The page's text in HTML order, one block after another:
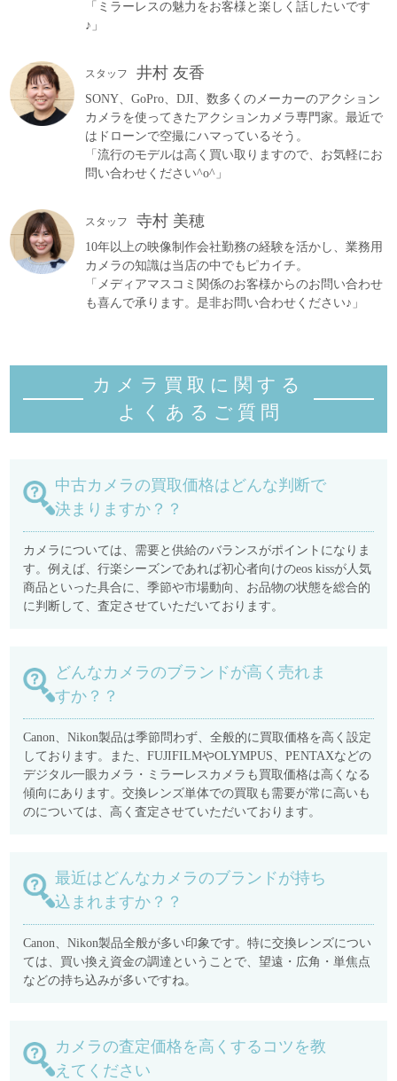
「ミラーレスの魅力をお客様と楽しく話したいです
♪」
スタッフ 井村 友香
SONY、GoPro、DJI、数多くのメーカーのアクション
カメラを使ってきたアクションカメラ専門家。最近で
はドローンで空撮にハマっているそう。
「流行のモデルは高く買い取りますので、お気軽にお
問い合わせください^o^」
スタッフ 寺村 美穂
10年以上の映像制作会社勤務の経験を活かし、業務用
カメラの知識は当店の中でもピカイチ。
「メディアマスコミ関係のお客様からのお問い合わせ
も喜んで承ります。是非お問い合わせください♪」
カメラ買取に関する
よくあるご質 問
中古カメラの買取価格はどんな判断で
決まりますか？？
カメラについては、需要と供給のバランスがポイントになりま
す。例えば、行楽シーズンであれば初心者向けのeos kissが人気
商品といった具合に、季節や市場動向、お品物の状態を総合的
に判断して、査定させていただいております。
どんなカメラのブランドが高く売れま
すか？？
Canon、Nikon製品は季節問わず、全般的に買取価格を高く設定
しております。また、FUJIFILMやOLYMPUS、PENTAXなどの
デジタル一眼カメラ・ミラーレスカメラも買取価格は高くなる
傾向にあります。交換レンズ単体での買取も需要が常に高いも
のについては、高く査定させていただいております。
最近はどんなカメラのブランドが持ち
込まれますか？？
Canon、Nikon製品全般が多い印象です。特に交換レンズについ
ては、買い換え資金の調達ということで、望遠・広角・単焦点
などの持ち込みが多いですね。
カメラの査定価格を高くするコツを教
えてください